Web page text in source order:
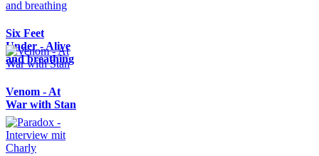
Six Feet
Under - Alive
and breathing
Venom - At
War with Stan